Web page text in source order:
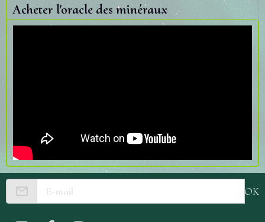
Acheter l'oracle des minéraux
OK